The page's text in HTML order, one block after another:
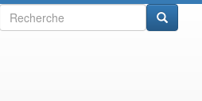
Recherche